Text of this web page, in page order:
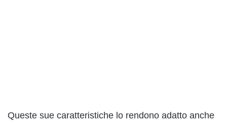
Queste sue caratteristiche lo rendono adatto anche